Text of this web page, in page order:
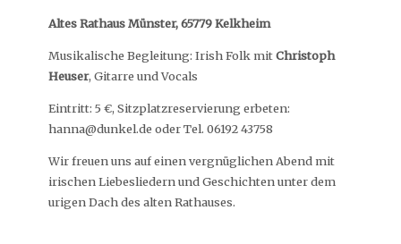
Altes Rathaus Münster, 65779 Kelkheim
Musikalische Begleitung: Irish Folk mitChristoph
Heuser, Gitarre und Vocals
Eintritt: 5 €, Sitzplatzreservierung erbeten:
hanna@dunkel.de oder Tel. 06192 43758
Wir freuen uns auf einen vergnüglichen Abend mit
irischen Liebesliedern und Geschichten unter dem
urigen Dach des alten Rathauses.